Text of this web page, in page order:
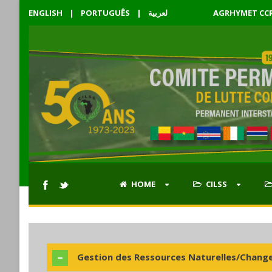
ENGLISH | PORTUGUÊS | لعربية AGRHYMET
HOME CILSS
Gestion des Ressources Naturelles/